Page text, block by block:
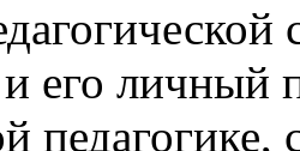
и его личный